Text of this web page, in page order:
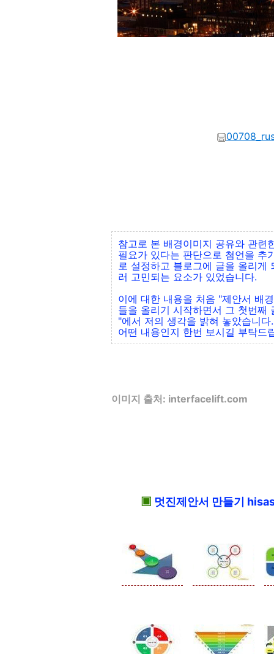
참고로 본 배경이미지 공유와 관련
필요가 있다는 판단으로 첨언을 추
로 설정하고 블로그에 글을 올리게
러 고민되는 요소가 있었습니다.
이에 대한 내용을 처음 "제안서 배
들을 올리기 시작하면서 그 첫번째
"에서 저의 생각을 밝혀 놓았습니다.
어떤 내용인지 한번 보시길 부탁드
이미지 출처: interfacelift.com
▣ 멋진제안서 만들기